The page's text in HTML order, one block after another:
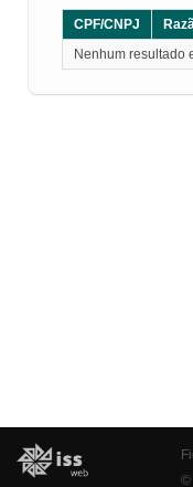
CPF/CNPJ
Nenhum resultado
©